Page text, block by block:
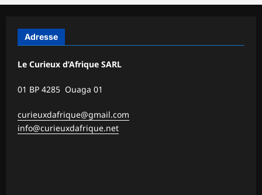
Adresse
Le Curieux d’Afrique SARL
01 BP 4285 Ouaga 01
curieuxdafrique@gmail.com
info@curieuxdafrique.net